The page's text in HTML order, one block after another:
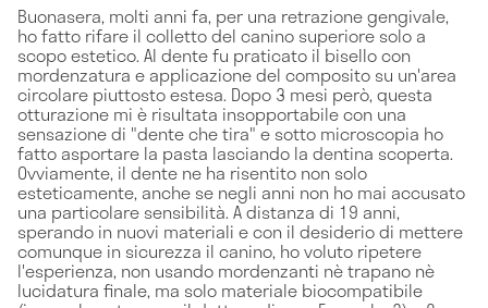
Buonasera, molti anni fa, per una retrazione gengivale,
ho fatto rifare il colletto del canino superiore solo a
scopo estetico. Al dente fu praticato il bisello con
mordenzatura e applicazione del composito su un'area
circolare piuttosto estesa. Dopo 3 mesi però, questa
otturazione mi è risultata insopportabile con una
sensazione di "dente che tira" e sotto microscopia ho
fatto asportare la pasta lasciando la dentina scoperta.
Ovviamente, il dente ne ha risentito non solo
esteticamente, anche se negli anni non ho mai accusato
una particolare sensibilità. A distanza di 19 anni,
sperando in nuovi materiali e con il desiderio di mettere
comunque in sicurezza il canino, ho voluto ripetere
l'esperienza, non usando mordenzanti nè trapano nè
lucidatura finale, ma solo materiale biocompatibile